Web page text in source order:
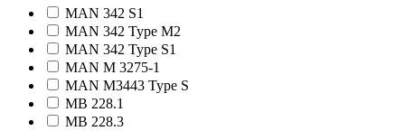
MAN 342 S1
MAN 342 Type M2
MAN 342 Type S1
MAN M 3275-1
MAN M3443 Type S
MB 228.1
MB 228.3